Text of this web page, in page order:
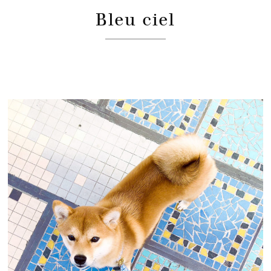
Bleu ciel